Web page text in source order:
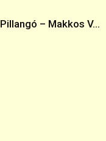
Pillangó – Makkos V...